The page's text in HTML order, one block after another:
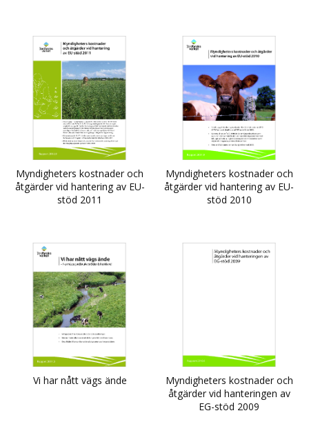
Myndigheters kostnader och
åtgärder vid hantering av EU-
stöd 2011
Myndigheters kostnader och
åtgärder vid hantering av EU-
stöd 2010
Vi har nått vägs ände
Myndigheters kostnader och
åtgärder vid hanteringen av
EG-stöd 2009